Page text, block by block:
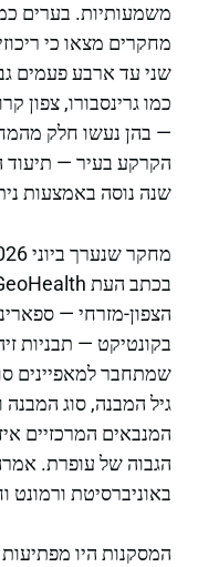
משמעותיות. בערים
מחקרים מצאו כי
שני עד ארבע פעמים
כמו גרינסבורו, צפון
— בהן נעשו חלק
הקרקע בעיר — תיעוד
שנה נוסה באמצעות
הצפון-מזרחי —
בקונטיקט — תבניות
שמתחבר למאפיינים
גיל המבנה, סוג
המנבאים המרכזיים
הגבוה של עופרת.
באוניברסיטת ורמונט
המסקנות היו